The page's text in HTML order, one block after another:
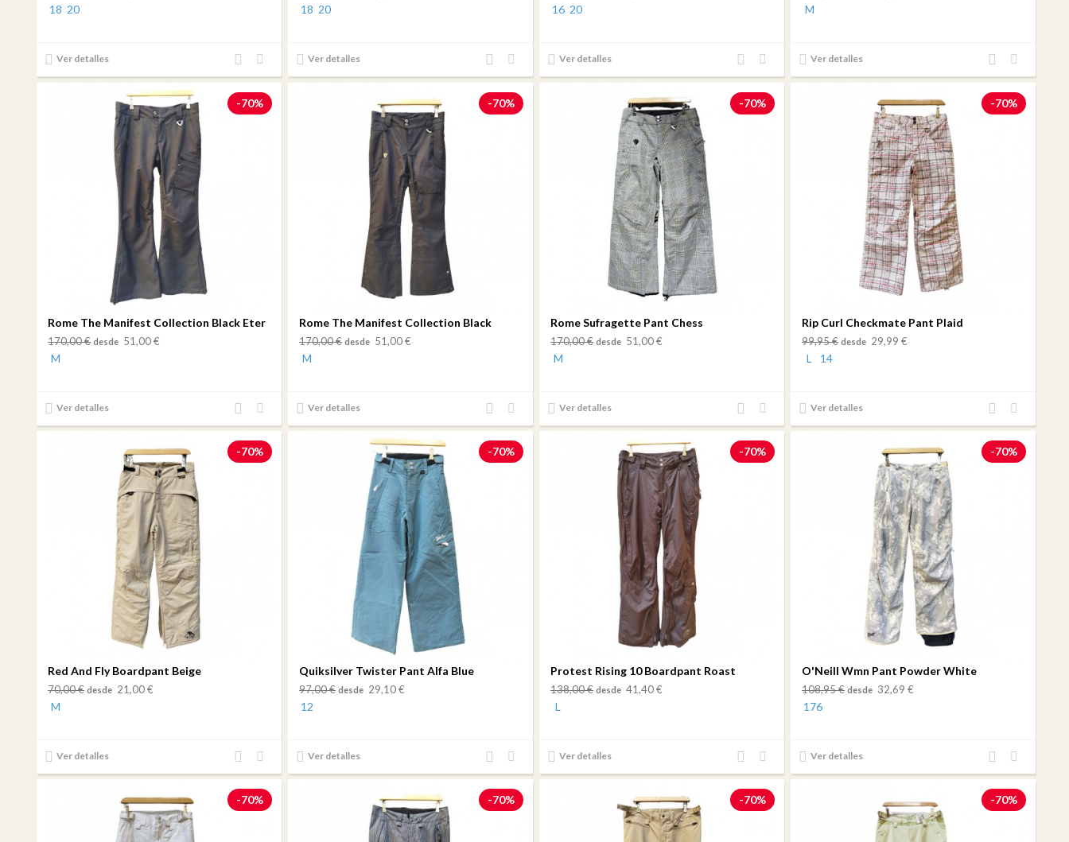
18 20
Ver detalles
Añadir
de
Añadir
al
18 20
Ver detalles
Añadir
de
Añadir
al
16 20
Ver detalles
Añadir
de
Añadir
al
M
Ver detalles
Añadir
de
Añadir
al
-70%
Rome The Manifest Collection Black Eter
170,00 € desde 51,00 €
M
Ver detalles
Añadir
de
Añadir
al
-70%
Rome The Manifest Collection Black
170,00 € desde 51,00 €
M
Ver detalles
Añadir
de
Añadir
al
-70%
Rome Sufragette Pant Chess
170,00 € desde 51,00 €
M
Ver detalles
Añadir
de
Añadir
al
-70%
Rip Curl Checkmate Pant Plaid
99,95 € desde 29,99 €
L 14
Ver detalles
Añadir
de
Añadir
al
-70%
Red And Fly Boardpant Beige
70,00 € desde 21,00 €
M
Ver detalles
Añadir
de
Añadir
al
-70%
Quiksilver Twister Pant Alfa Blue
97,00 € desde 29,10 €
12
Ver detalles
Añadir
de
Añadir
al
-70%
Protest Rising 10 Boardpant Roast
138,00 € desde 41,40 €
L
Ver detalles
Añadir
de
Añadir
al
-70%
O'Neill Wmn Pant Powder White
108,95 € desde 32,69 €
176
Ver detalles
Añadir
de
Añadir
al
-70%
-70% -70% -70%